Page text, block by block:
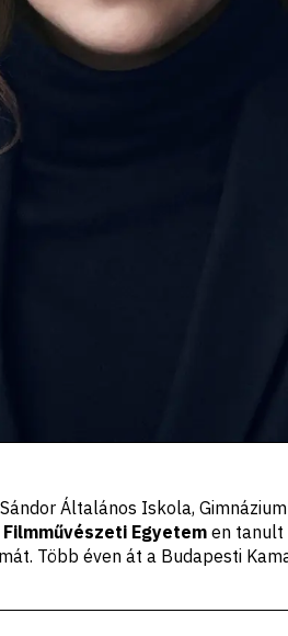
Általános Iskola,
Egyetem en tanult
Több éven át a Budapesti